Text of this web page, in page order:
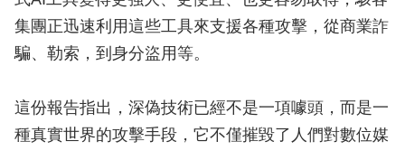
集團正迅速利用這些工具來支援各種攻擊，從商業詐
騙、勒索，到身分盜用等。
這份報告指出，深偽技術已經不是一項噱頭，而是一
種真實世界的攻擊手段，它不僅摧毀了人們對數位媒